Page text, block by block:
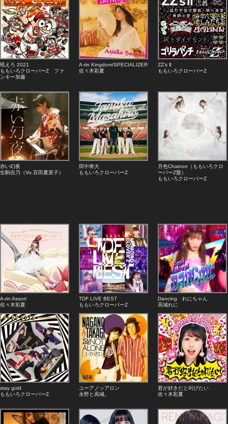
吼えろ 2021
ももいろクローバーZ ファ
ンキー加藤
A-rin Kingdom/SPECIALIZER
佐々木彩夏
ZZ’s Ⅱ
ももいろクローバーZ
赤い幻夜
生駒吉乃（Vo.百田夏菜子）
田中将大
ももいろクローバーZ
月色Chainon（ももいろクロ
ーバーZ盤）
ももいろクローバーZ
A-rin Assort
佐々木彩夏
TDF LIVE BEST
ももいろクローバーZ
Dancing れにちゃん
高城れに
stay gold
ももいろクローバーZ
ユーアノッアロン
永野と高城。
君が好きだと叫びたい
佐々木彩夏